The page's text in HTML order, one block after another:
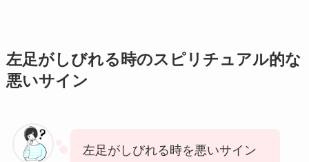
左足がしびれる時のスピリチュアル的な
悪いサイン
左足がしびれる時を悪いサイン